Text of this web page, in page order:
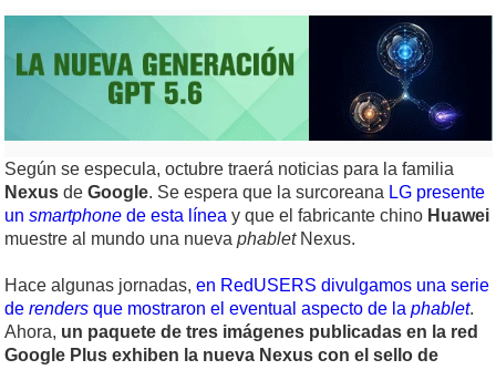
Según se especula, octubre traerá noticias para la familia
Nexus de Google. Se espera que la surcoreana LG presente
un smartphone de esta línea y que el fabricante chino Huawei
muestre al mundo una nueva phabletNexus.
Hace algunas jornadas, en RedUSERS divulgamos una serie
de renders que mostraron el eventual aspecto de la phablet.
Ahora, un paquete de tres imágenes publicadas en la red
Google Plus exhiben la nueva Nexus con el sello de